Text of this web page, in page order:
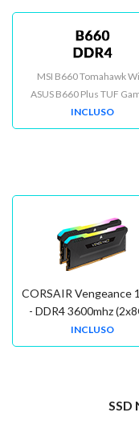
MSI B660 Tomahawk
ASUS B660 Plus TUF
INCLUSO
CORSAIR Vengeance
- DDR4 3600mhz
INCLUSO
SSD